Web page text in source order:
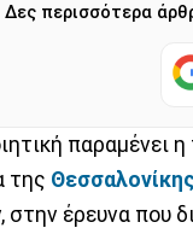
Δες περισσότερα
παραμένει
της Θεσσαλονίκης
έρευνα που